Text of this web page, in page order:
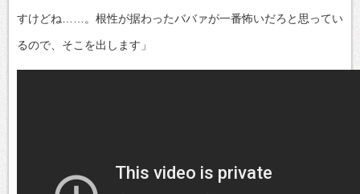
すけどね……。根性が据わったババァが一番怖いだろと思ってい
るので、そこを出します」